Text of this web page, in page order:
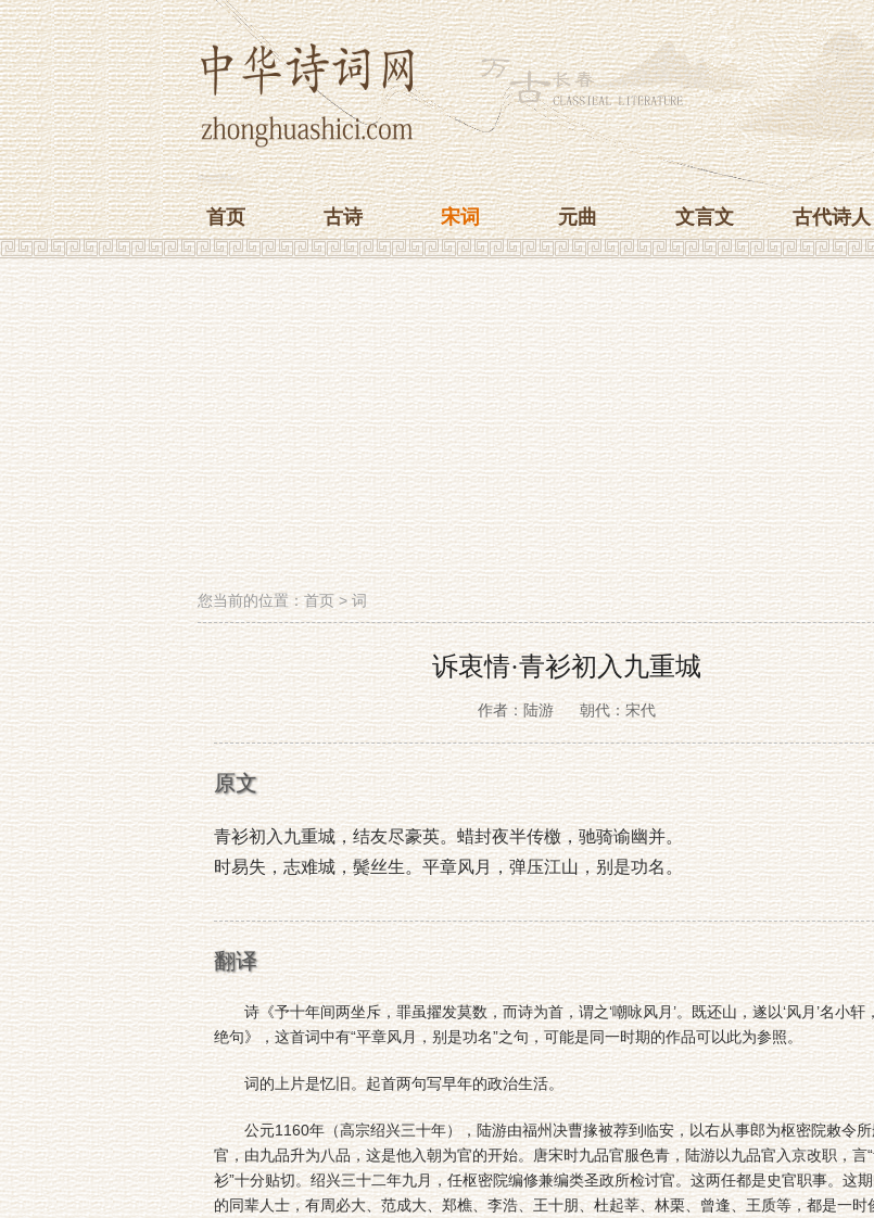
首页 古诗 宋词 元曲 文言文 古代诗人
您当前的位置：首页>词
诉衷情·青衫初入九重城
作者：陆游 朝代：宋代
原文
青衫初入九重城，结友尽豪英。蜡封夜半传檄，驰骑谕幽并。
时易失，志难城，鬓丝生。平章风月，弹压江山，别是功名。
翻译
诗《予十年间两坐斥，罪虽擢发莫数，而诗为首，谓之‘嘲咏风月’。既还山，遂以‘风月’名小轩
绝句》，这首词中有“平章风月，别是功名”之句，可能是同一时期的作品可以此为参照。
词的上片是忆旧。起首两句写早年的政治生活。
公元1160年（高宗绍兴三十年），陆游由福州决曹掾被荐到临安，以右从事郎为枢密院敕令所
官，由九品升为八品，这是他入朝为官的开始。唐宋时九品官服色青，陆游以九品官入京改职，言
衫”十分贴切。绍兴三十二年九月，任枢密院编修兼编类圣政所检讨官。这两任都是史官职事。这
的同辈人士，有周必大、范成大、郑樵、李浩、王十朋、杜起莘、林栗、曾逢、王质等，都是一时